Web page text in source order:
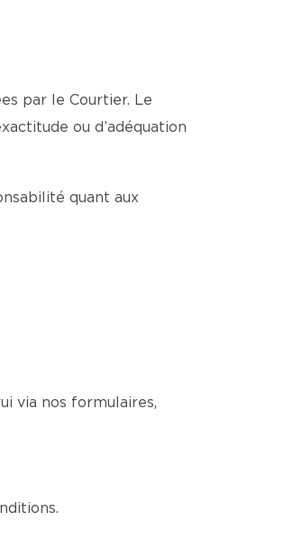
par le Courtier. Le
ou d’adéquation
quant aux
via nos formulaires,